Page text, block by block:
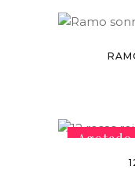
Agotado